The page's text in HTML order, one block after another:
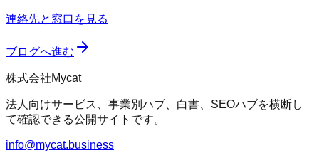
連絡先と窓口を見る
ブログへ進む
株式会社Mycat
法人向けサービス、事業別ハブ、白書、SEOハブを横断し
て確認できる公開サイトです。
info@mycat.business